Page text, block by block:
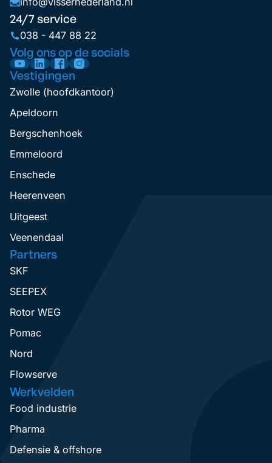
24/7 service
038 - 447 88 22
Volg ons op de socials
Vestigingen
Zwolle (hoofdkantoor)
Apeldoorn
Bergschenhoek
Emmeloord
Enschede
Heerenveen
Uitgeest
Veenendaal
Partners
SKF
SEEPEX
Rotor WEG
Pomac
Nord
Flowserve
Werkvelden
Food industrie
Pharma
Defensie & offshore